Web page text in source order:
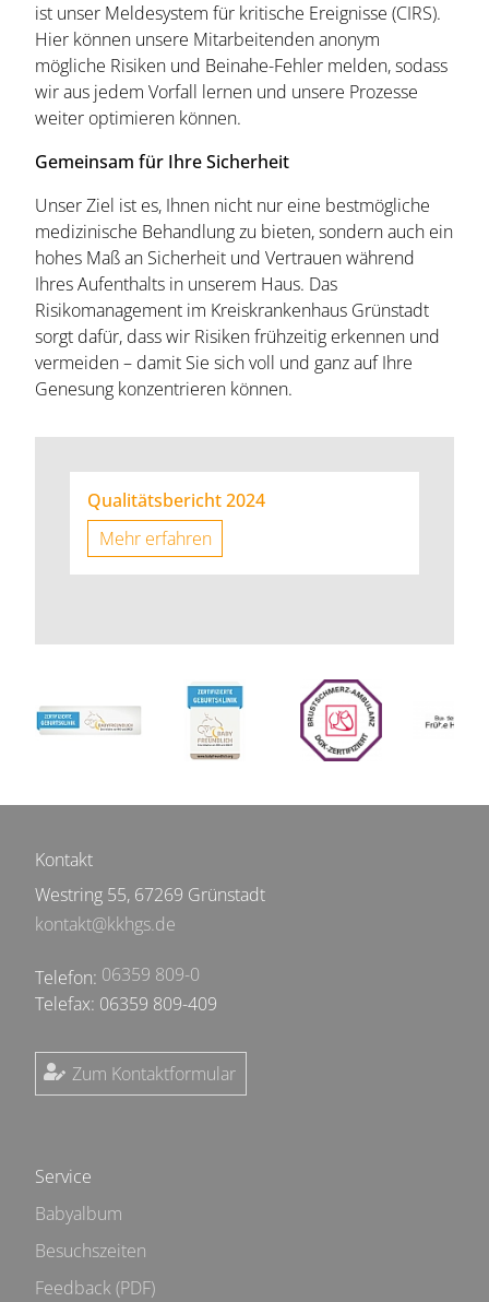
ist unser Meldesystem für kritische Ereignisse (CIRS).
Hier können unsere Mitarbeitenden anonym
mögliche Risiken und Beinahe-Fehler melden, sodass
wir aus jedem Vorfall lernen und unsere Prozesse
weiter optimieren können.
Gemeinsam für Ihre Sicherheit
Unser Ziel ist es, Ihnen nicht nur eine bestmögliche
medizinische Behandlung zu bieten, sondern auch ein
hohes Maß an Sicherheit und Vertrauen während
Ihres Aufenthalts in unserem Haus. Das
Risikomanagement im Kreiskrankenhaus Grünstadt
sorgt dafür, dass wir Risiken frühzeitig erkennen und
vermeiden – damit Sie sich voll und ganz auf Ihre
Genesung konzentrieren können.
Qualitätsbericht 2024
Mehr erfahren
Kontakt
Westring 55, 67269 Grünstadt
kontakt@kkhgs.de
Telefon: 06359 809-0
Telefax: 06359 809-409
Zum Kontaktformular
Service
Babyalbum
Besuchszeiten
Feedback (PDF)